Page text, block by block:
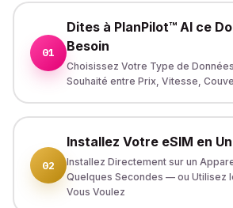
01
Dites à PlanPilot™ AI ce
Besoin
Choisissez Votre Type de
Souhaité entre Prix, Vitesse,
02
Installez Votre eSIM en
Installez Directement sur un
Quelques Secondes — ou Utilisez
Vous Voulez